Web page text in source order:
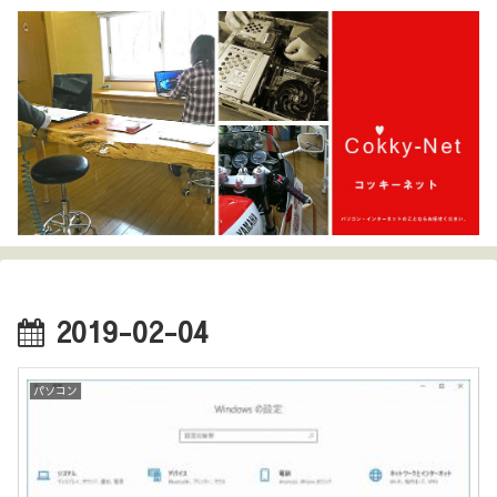
2019-02-04
パソコン